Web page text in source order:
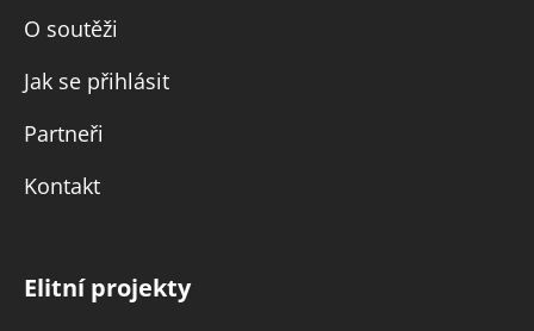
O soutěži
Jak se přihlásit
Partneři
Kontakt
Elitní projekty